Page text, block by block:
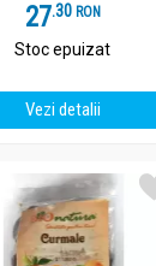
27.3 RON
Stoc epuizat
Vezi detalii